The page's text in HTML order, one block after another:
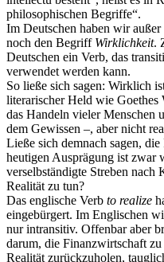
philosophischen Begriffe“.
Im Deutschen haben wir
noch den Begriff Wirklichkeit.
Deutschen ein Verb, das
verwendet werden kann.
So ließe sich sagen: Wirklich
literarischer Held wie
das Handeln vieler Menschen
dem Gewissen –, aber nicht
Ließe sich demnach sagen,
heutigen Ausprägung ist zwar
verselbständigte Streben nach
Realität zu tun?
Das englische Verb to realize
eingebürgert. Im Englischen
nur intransitiv. Offenbar aber
darum, die Finanzwirtschaft
Realität zurückzuholen,